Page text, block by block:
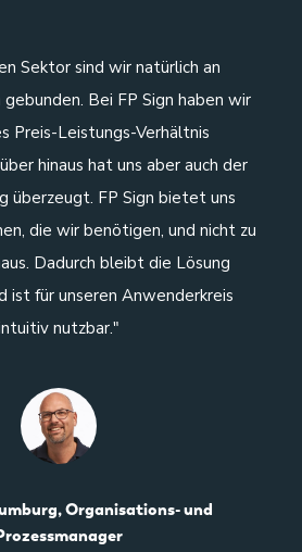
Sektor sind wir natürlich an
gebunden. Bei FP Sign haben wir
Preis-Leistungs-Verhältnis
hinaus hat uns aber auch der
überzeugt. FP Sign bietet uns
die wir benötigen, und nicht zu
Dadurch bleibt die Lösung
ist für unseren Anwenderkreis
nutzbar."
Organisations- und